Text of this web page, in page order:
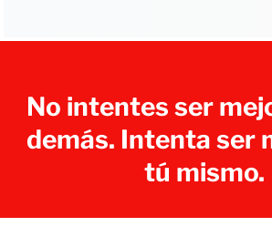
No intentes ser
demás. Intenta ser
tú mismo.